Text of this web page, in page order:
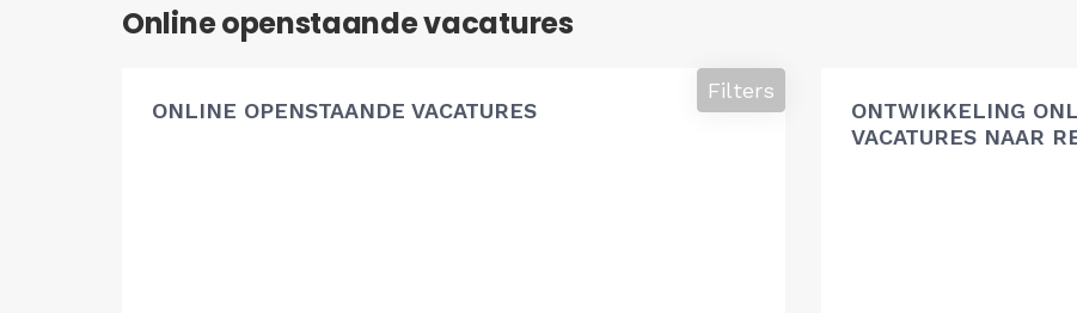
Online openstaande vacatures
ONLINE OPENSTAANDE VACATURES
Filters
ONTWIKKELING
VACATURES NAAR